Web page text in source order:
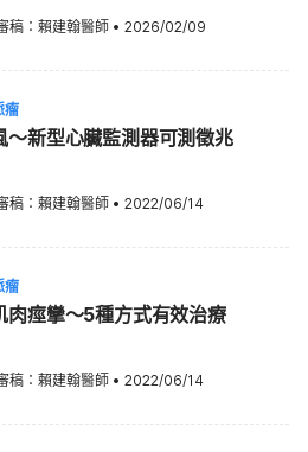
稿： 賴建翰醫師 • 2026/02/09
瘤
～新型心臟監測器可測徵兆
稿： 賴建翰醫師 • 2022/06/14
瘤
肉痙攣～5種方式有效治療
稿： 賴建翰醫師 • 2022/06/14